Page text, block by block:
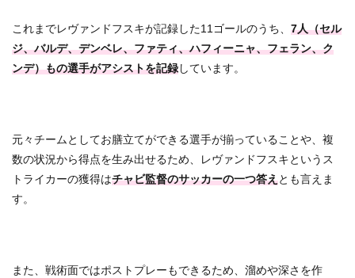
これまでレヴァンドフスキが記録した11ゴールのうち、 7人（セル
ジ、バルデ、デンベレ、ファティ、ハフィーニャ、フェラン、ク
ンデ）もの選手がアシストを記録しています。
元々チームとしてお膳立てができる選手が揃っていることや、複
数の状況から得点を生み出せるため、レヴァンドフスキというス
トライカーの獲得はチャビ監督のサッカーの一つ答えとも言えま
す。
また、戦術面ではポストプレーもできるため、溜めや深さを作